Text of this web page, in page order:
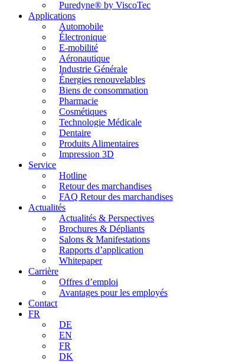
Puredyne® by ViscoTec
Applications
Automobile
Électronique
E-mobilité
Aéronautique
Industrie Générale
Énergies renouvelables
Biens de consommation
Pharmacie
Cosmétiques
Technologie Médicale
Dentaire
Produits Alimentaires
Impression 3D
Service
Hotline
Retour des marchandises
FAQ Retour des marchandises
Actualités
Actualités & Perspectives
Brochures & Dépliants
Salons & Manifestations
Rapports d’application
Whitepaper
Carrière
Offres d’emploi
Avantages pour les employés
Contact
FR
DE
EN
FR
DK